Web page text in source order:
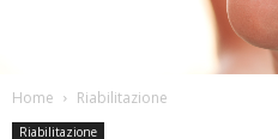
Home Riabilitazione
Riabilitazione